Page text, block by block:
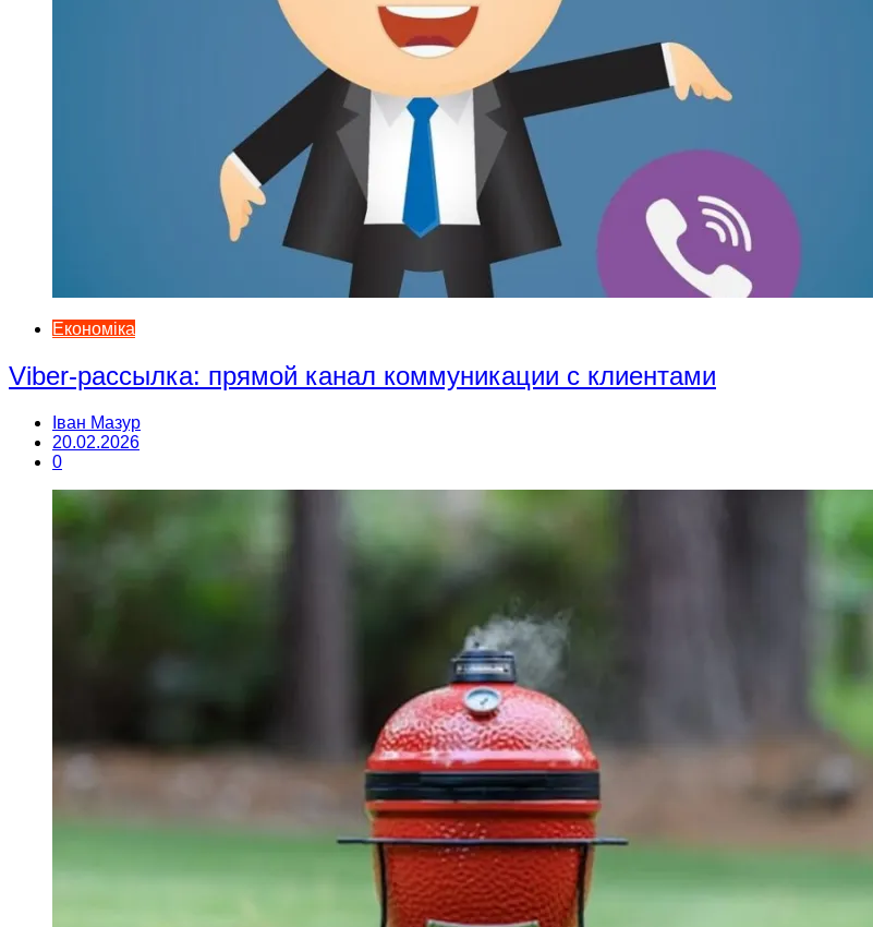
Економіка
Viber-рассылка: прямой канал коммуникации с клиентами
Іван Мазур
20.02.2026
0